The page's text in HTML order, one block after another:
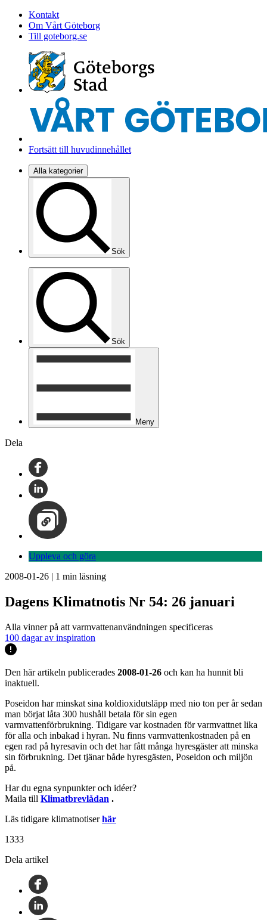
Kontakt
Om Vårt Göteborg
Till goteborg.se
Fortsätt till huvudinnehållet
Alla kategorier
Sök
Sök
Meny
Dela
Uppleva och göra
2008-01-26 | 1 min läsning
Dagens Klimatnotis Nr 54: 26 januari
Alla vinner på att varmvattenanvändningen specificeras
100 dagar av inspiration
Den här artikeln publicerades 2008-01-26 och kan ha hunnit bli
inaktuell.
Poseidon har minskat sina koldioxidutsläpp med nio ton per år sedan
man börjat låta 300 hushåll betala för sin egen
varmvattenförbrukning. Tidigare var kostnaden för varmvattnet lika
för alla och inbakad i hyran. Nu finns varmvattenkostnaden på en
egen rad på hyresavin och det har fått många hyresgäster att minska
sin förbrukning. Det tjänar både hyresgästen, Poseidon och miljön
på.
Har du egna synpunkter och idéer?
Maila till Klimatbrevlådan .
Läs tidigare klimatnotiserhär
1333
Dela artikel